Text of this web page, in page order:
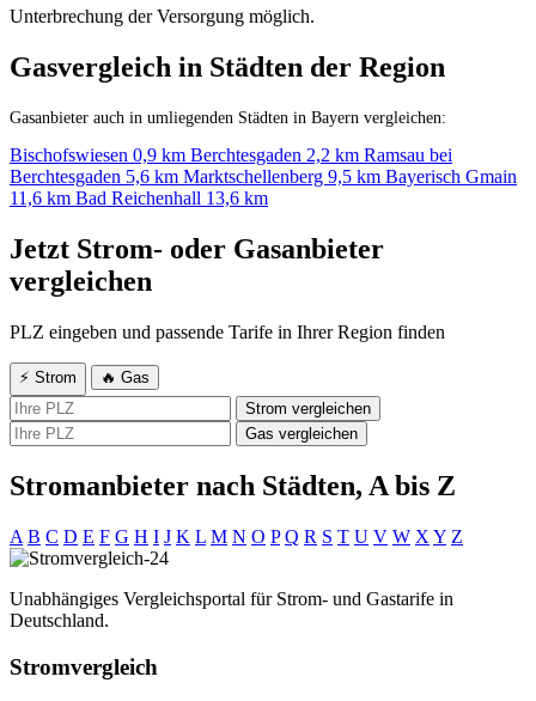
Unterbrechung der Versorgung möglich.
Gasvergleich in Städten der Region
Gasanbieter auch in umliegenden Städten in Bayern vergleichen:
Bischofswiesen 0,9 km Berchtesgaden 2,2 km Ramsau bei
Berchtesgaden 5,6 km Marktschellenberg 9,5 km Bayerisch Gmain
11,6 km Bad Reichenhall 13,6 km
Jetzt Strom- oder Gasanbieter
vergleichen
PLZ eingeben und passende Tarife in Ihrer Region finden
⚡ Strom
🔥 Gas
Strom vergleichen
Gas vergleichen
Stromanbieter nach Städten, A bis Z
A B C D E F G H I J K L M N O P Q R S T U V W X Y Z
Unabhängiges Vergleichsportal für Strom- und Gastarife in
Deutschland.
Stromvergleich